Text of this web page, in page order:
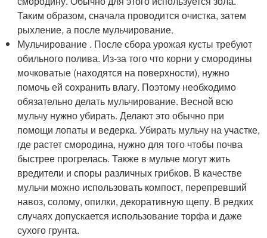
Таким образом, сначала проводится очистка, затем
рыхление, а после мульчирование.
Мульчирование . После сбора урожая кусты требуют
обильного полива. Из-за того что корни у смородины
мочковатые (находятся на поверхности), нужно
помочь ей сохранить влагу. Поэтому необходимо
обязательно делать мульчирование. Весной всю
мульчу нужно убирать. Делают это обычно при
помощи лопаты и ведерка. Убирать мульчу на участке,
где растет смородина, нужно для того чтобы почва
быстрее прогрелась. Также в мульче могут жить
вредители и споры различных грибков. В качестве
мульчи можно использовать компост, перепревший
навоз, солому, опилки, декоративную щепу. В редких
случаях допускается использование торфа и даже
сухого грунта.